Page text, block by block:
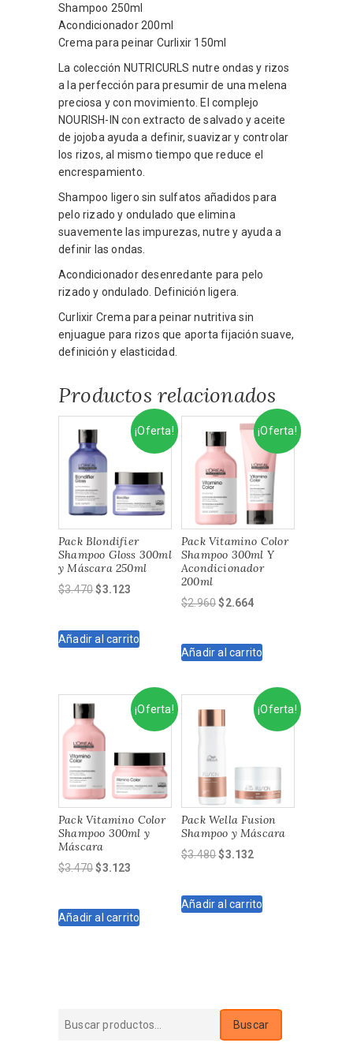
Shampoo 250ml
Acondicionador 200ml
Crema para peinar Curlixir 150ml
La colección NUTRICURLS nutre ondas y rizos
a la perfección para presumir de una melena
preciosa y con movimiento. El complejo
NOURISH-IN con extracto de salvado y aceite
de jojoba ayuda a definir, suavizar y controlar
los rizos, al mismo tiempo que reduce el
encrespamiento.
Shampoo ligero sin sulfatos añadidos para
pelo rizado y ondulado que elimina
suavemente las impurezas, nutre y ayuda a
definir las ondas.
Acondicionador desenredante para pelo
rizado y ondulado. Definición ligera.
Curlixir Crema para peinar nutritiva sin
enjuague para rizos que aporta fijación suave,
definición y elasticidad.
Productos relacionados
¡Oferta!
Pack Blondifier
Shampoo Gloss 300ml
y Máscara 250ml
$3.470El
era:
$3.123
es:
Añadir al carrito
¡Oferta!
Pack Vitamino Color
Shampoo 300ml Y
Acondicionador
200ml
$2.960El
era:
$2.664El
es:
Añadir al carrito
¡Oferta!
Pack Vitamino Color
Shampoo 300ml y
Máscara
$3.470El
era:
$3.123
es:
Añadir al carrito
¡Oferta!
Pack Wella Fusion
Shampoo y Máscara
$3.480El
era:
$3.132
es:
Añadir al carrito
Buscar
Buscar